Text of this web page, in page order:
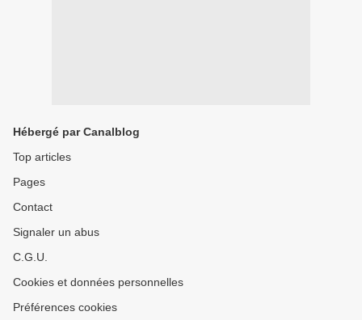
Hébergé par Canalblog
Top articles
Pages
Contact
Signaler un abus
C.G.U.
Cookies et données personnelles
Préférences cookies